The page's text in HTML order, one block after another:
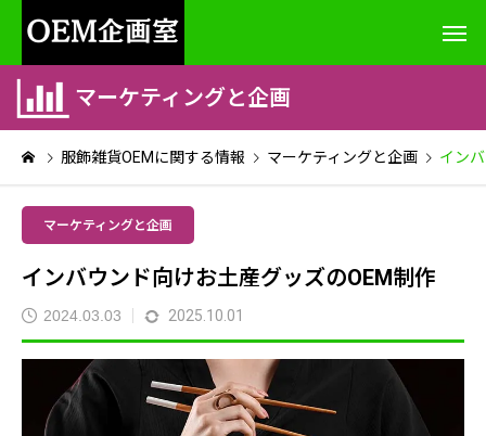
マーケティングと企画
服飾雑貨OEMに関する情報 マーケティングと企画 イン
マーケティングと企画
インバウンド向けお土産グッズのOEM制作
2024.03.03 2025.10.01